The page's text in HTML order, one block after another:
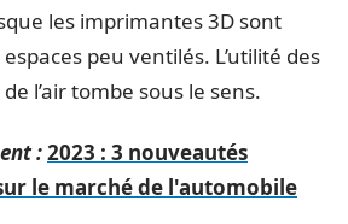
les imprimantes 3D sont
peu ventilés. L’utilité des
l’air tombe sous le sens.
:2023 : 3 nouveautés
le marché de l'automobile